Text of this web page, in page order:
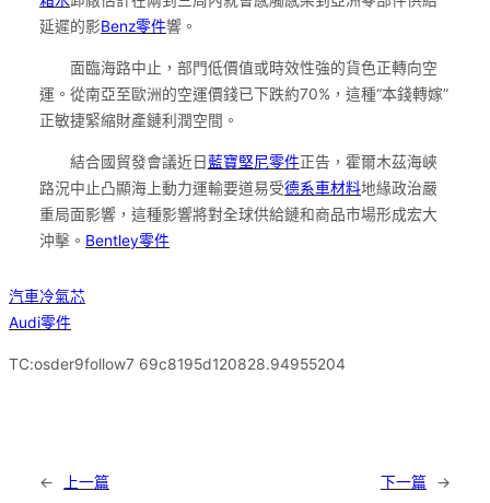
延遲的影Benz零件響。
面臨海路中止，部門低價值或時效性強的貨色正轉向空
運。從南亞至歐洲的空運價錢已下跌約70%，這種“本錢轉嫁”
正敏捷緊縮財產鏈利潤空間。
結合國貿發會議近日藍寶堅尼零件正告，霍爾木茲海峽
路況中止凸顯海上動力運輸要道易受德系車材料地緣政治嚴
重局面影響，這種影響將對全球供給鏈和商品市場形成宏大
沖擊。 Bentley零件
汽車冷氣芯
Audi零件
TC:osder9follow7 69c8195d120828.94955204
← 上一篇 下一篇 →